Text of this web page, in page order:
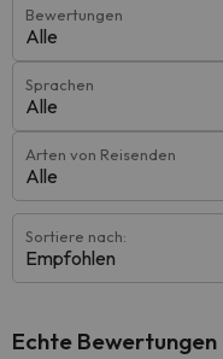
Bewertungen
Alle
Sprachen
Alle
Arten von Reisenden
Alle
Sortiere nach:
Empfohlen
Echte Bewertungen